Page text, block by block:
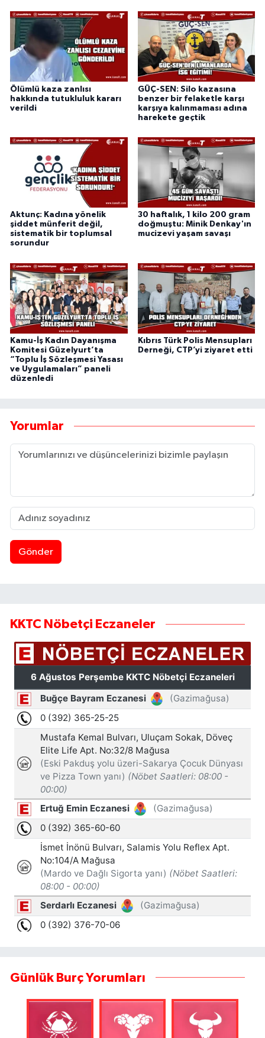
Ölümlü kaza zanlısı
hakkında tutukluluk kararı
verildi
GÜÇ-SEN: Silo kazasına
benzer bir felaketle karşı
karşıya kalınmaması adına
harekete geçtik
Aktunç: Kadına yönelik
şiddet münferit değil,
sistematik bir toplumsal
sorundur
30 haftalık, 1 kilo 200 gram
doğmuştu: Minik Denkay'ın
mucizevi yaşam savaşı
Kamu-İş Kadın Dayanışma
Komitesi Güzelyurt’ta
“Toplu İş Sözleşmesi Yasası
ve Uygulamaları” paneli
düzenledi
Kıbrıs Türk Polis Mensupları
Derneği, CTP’yi ziyaret etti
Yorumlar
Gönder
KKTC Nöbetçi Eczaneler
Günlük Burç Yorumları